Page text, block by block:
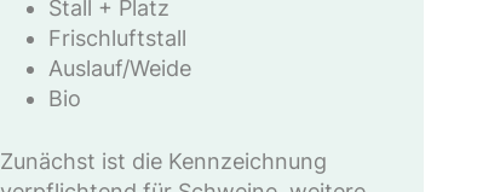
Stall + Platz
Frischluftstall
Auslauf/Weide
Bio
Zunächst ist die Kennzeichnung